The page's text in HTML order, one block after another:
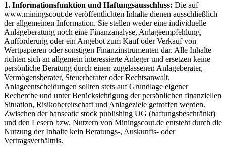
1. Informationsfunktion und Haftungsausschluss: Die auf
www.miningscout.de veröffentlichten Inhalte dienen ausschließlich
der allgemeinen Information. Sie stellen weder eine individuelle
Anlageberatung noch eine Finanzanalyse, Anlageempfehlung,
Aufforderung oder ein Angebot zum Kauf oder Verkauf von
Wertpapieren oder sonstigen Finanzinstrumenten dar. Alle Inhalte
richten sich an allgemein interessierte Anleger und ersetzen keine
persönliche Beratung durch einen zugelassenen Anlageberater,
Vermögensberater, Steuerberater oder Rechtsanwalt.
Anlageentscheidungen sollten stets auf Grundlage eigener
Recherche und unter Berücksichtigung der persönlichen finanziellen
Situation, Risikobereitschaft und Anlageziele getroffen werden.
Zwischen der hanseatic stock publishing UG (haftungsbeschränkt)
und den Lesern bzw. Nutzern von Miningscout.de entsteht durch die
Nutzung der Inhalte kein Beratungs-, Auskunfts- oder
Vertragsverhältnis.